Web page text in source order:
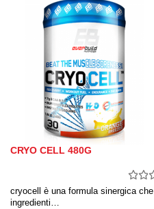
CRYO CELL 480G
cryocell è una formula sinergica
ingredienti…